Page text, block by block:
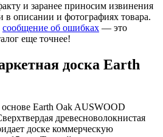
и заранее приносим извинения
в описании и фотографиях товара.
сообщение об ошибках — это
еще точнее!
доска Earth
Earth Oak AUSWOOD
древесноволокнистая
доске коммерческую